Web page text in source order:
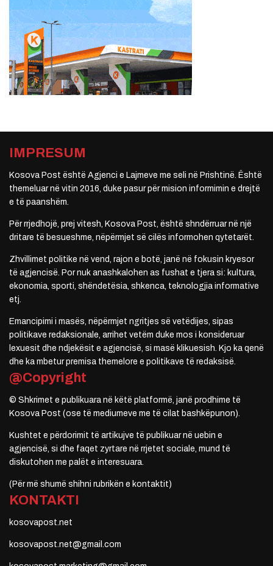
IMPRESUM
Kosova Post është Agjenci e Lajmeve me seli në Prishtinë. Është
themeluar në vitin 2016, duke pasur për mision informimin e drejtë
e të paanshëm.
Për rrjedhojë, prej vitesh, Kosova Post, është shndërruar në një
dritare të besueshme, nëpërmjet së cilës informohen qytetarët.
Zhvillimet politike në vend, rajon e botë, janë në fokusin kryesor
të agjencisë. Por nuk anashkalohen as fushat e tjera si: kultura,
ekonomia, sporti, shëndetësia, shkenca, teknologjia informative
etj.
Emancipimi i masës, nëpërmjet ngritjes së vetëdijes, sipas
politikave redaksionale, arrihet vetëm duke mos i konsideruar
lexuesit dhe ndjekësit e agjencisë, si masë klikuesish. Kjo ka qenë
dhe ka mbetur premisa themelore e politikave të redaksisë.
@Copyright
© Shkrimet e publikuara në këtë platformë, janë prodhime të
Kosova Post (ose të mediumeve me të cilat bashkëpunon).
Kushtet e përdorimit të artikujve të publikuar në uebin e
agjencisë, si dhe faqet zyrtare në rrjetet sociale, mund të
diskutohen me palët e interesuara.
(Për më shumë shihni rubrikën e kontaktit)
KONTAKTI
kosovapost.net
kosovapost.net@gmail.com